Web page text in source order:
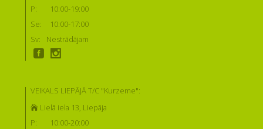
P:
10:00-19:00
Se:
10:00-17:00
Sv:
Nestrādājam
VEIKALS LIEPĀJĀ T/C "Kurzeme":
Lielā iela 13, Liepāja
P:
10:00-20:00